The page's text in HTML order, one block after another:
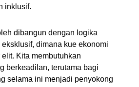
inklusif.
dibangun dengan logika
dimana kue ekonomi
Kita membutuhkan
berkeadilan, terutama bagi
selama ini menjadi penyokong